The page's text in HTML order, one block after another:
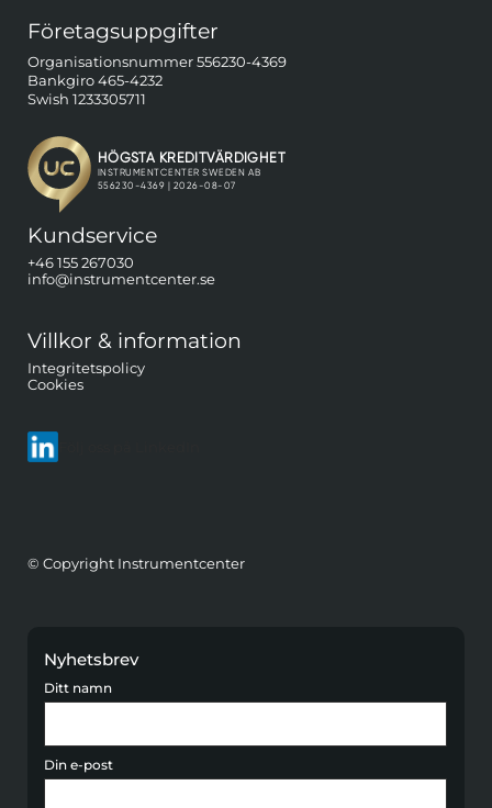
Företagsuppgifter
Organisationsnummer 556230-4369
Bankgiro 465-4232
Swish 1233305711
Kundservice
+46 155 267030
info@instrumentcenter.se
Villkor & information
Integritetspolicy
Cookies
© Copyright Instrumentcenter
Nyhetsbrev
Ditt namn
Din e-post